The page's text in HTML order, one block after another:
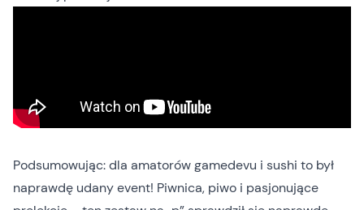
Podsumowując: dla amatorów gamedevu i sushi to był
naprawdę udany event! Piwnica, piwo i pasjonujące